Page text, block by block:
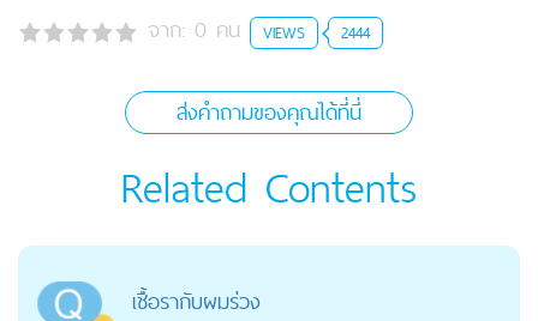
จาก: 0 คน VIEWS 2444
ส่งคำถามของคุณได้ที่นี่
Related Contents
เชื้อรากับผมร่วง